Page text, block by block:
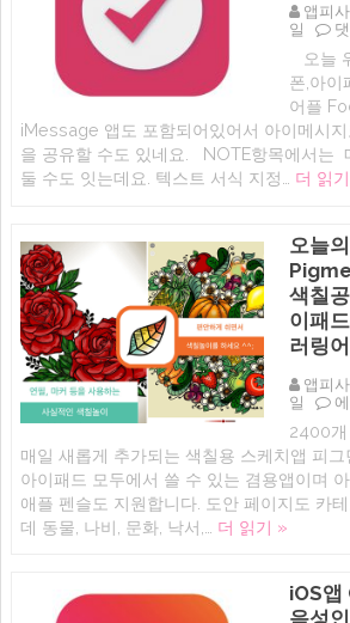
부
쓰
는
아
이
아
이
패
드
어
플
–
A
에
앱피
일
오
무
료
–
아
이
이
패
드
할
일
관
리
모
장
어
플
에
오늘
폰,아이
어플
iMessage 앱도 포함되어있어서 아이메시
을 공유할 수도 있네요. NOTE항목에서는
둘 수도 잇는데요. 텍스트 서식 지정… 더 읽
오늘
색칠
이패
러링
앱피
일
오
의
앱
무
료
성
인
을
2400개
매일 새롭게 추가되는 색칠용 스케치앱 피그
아이패드 모두에서 쓸 수 있는 겸용앱이며
애플 펜슬도 지원합니다. 도안 페이지도 카
데 동물, 나비, 문화, 낙서,… 더 읽기 »
iOS